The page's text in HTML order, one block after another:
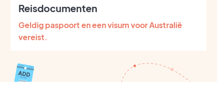
Reisdocumenten
Geldig paspoort en een visum voor Australië
vereist.